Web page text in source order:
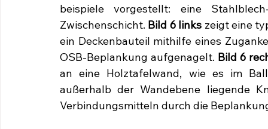
beispiele vorgestellt: eine
Zwischenschicht. Bild 6 links zeigt eine
ein Deckenbauteil mithilfe eines
OSB-Beplankung aufgenagelt. Bild 6
an eine Holztafelwand, wie es im
außerhalb der Wandebene liegende
Verbindungsmitteln durch die